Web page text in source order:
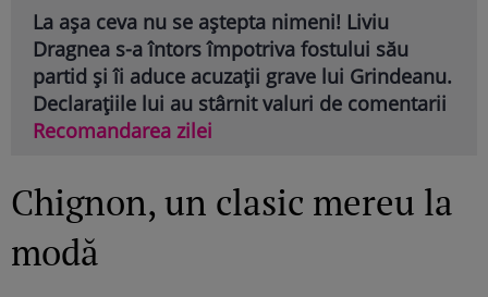
La așa ceva nu se aștepta nimeni! Liviu
Dragnea s-a întors împotriva fostului său
partid și îi aduce acuzații grave lui Grindeanu.
Declarațiile lui au stârnit valuri de comentarii
Recomandarea zilei
Chignon, un clasic mereu la
modă